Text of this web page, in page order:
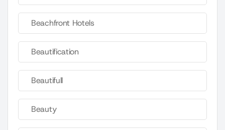
Beachfront Hotels
Beautification
Beautifull
Beauty